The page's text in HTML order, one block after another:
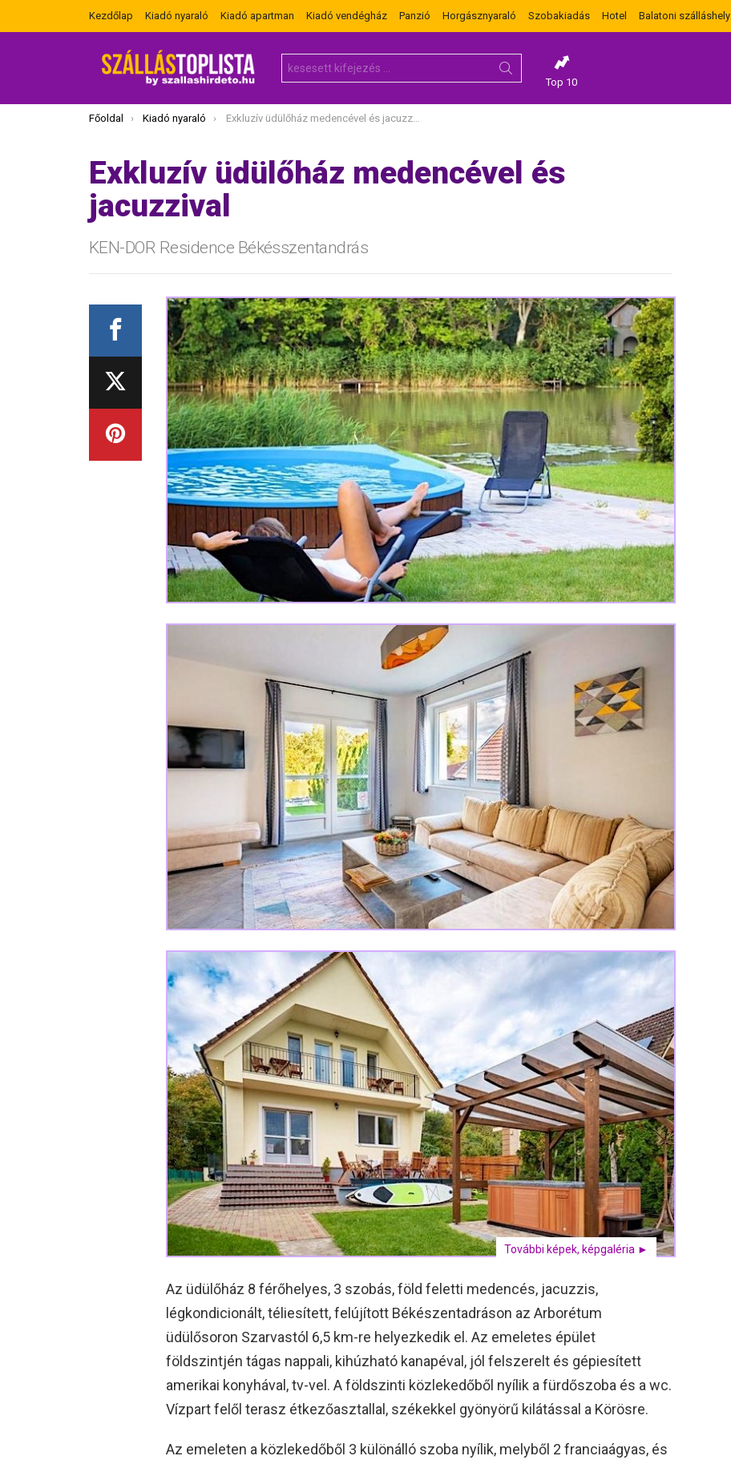
Kezdőlap Kiadó nyaraló Kiadó apartman Kiadó vendégház Panzió Horgásznyaraló Szobakiadás Hotel Balatoni szálláshely
for:
Top 10
Itt vagy most:
Főoldal Kiadó nyaraló Exkluzív üdülőház medencével és jacuzzival
Exkluzív üdülőház medencével és
jacuzzival
KEN-DOR Residence Békésszentandrás
További képek, képgaléria ►
Az üdülőház 8 férőhelyes, 3 szobás, föld feletti medencés, jacuzzis,
légkondicionált, téliesített, felújított Békészentadráson az Arborétum
üdülősoron Szarvastól 6,5 km-re helyezkedik el. Az emeletes épület
földszintjén tágas nappali, kihúzható kanapéval, jól felszerelt és gépiesített
amerikai konyhával, tv-vel. A földszinti közlekedőből nyílik a fürdőszoba és a wc.
Vízpart felől terasz étkezőasztallal, székekkel gyönyörű kilátással a Körösre.
Az emeleten a közlekedőből 3 különálló szoba nyílik, melyből 2 franciaágyas, és